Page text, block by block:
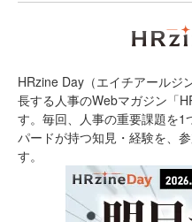
HRzine Day（エイチアールジ
長する人事のWebマガジン「
す。毎回、人事の重要課題を1
パードが持つ知見・経験を、
す。